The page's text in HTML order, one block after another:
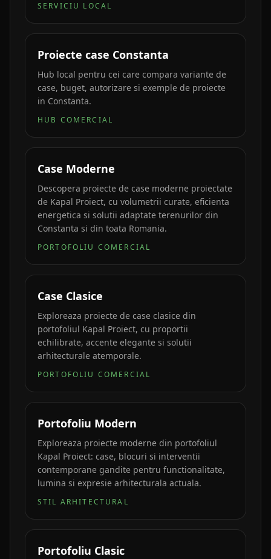
SERVICIU LOCAL
Proiecte case Constanta
Hub local pentru cei care compara variante de
case, buget, autorizare si exemple de proiecte
in Constanta.
HUB COMERCIAL
Case Moderne
Descopera proiecte de case moderne proiectate
de Kapal Proiect, cu volumetrii curate, eficienta
energetica si solutii adaptate terenurilor din
Constanta si din toata Romania.
PORTOFOLIU COMERCIAL
Case Clasice
Exploreaza proiecte de case clasice din
portofoliul Kapal Proiect, cu proportii
echilibrate, accente elegante si solutii
arhitecturale atemporale.
PORTOFOLIU COMERCIAL
Portofoliu Modern
Exploreaza proiecte moderne din portofoliul
Kapal Proiect: case, blocuri si interventii
contemporane gandite pentru functionalitate,
lumina si expresie arhitecturala actuala.
STIL ARHITECTURAL
Portofoliu Clasic